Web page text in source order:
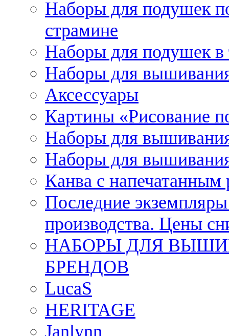
Наборы для подушек
страмине
Наборы для подушек в
Наборы для
Аксессуары
Картины «Рисование
Наборы для
Наборы для
Канва с напечатанным
Последние
производства. Цены
НАБОРЫ ДЛЯ
БРЕНДОВ
LucaS
HERITAGE
Janlynn